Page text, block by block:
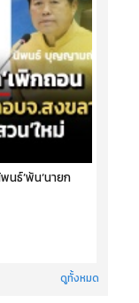
นธ์’พ้น‘นายก
ดูทั้งหมด